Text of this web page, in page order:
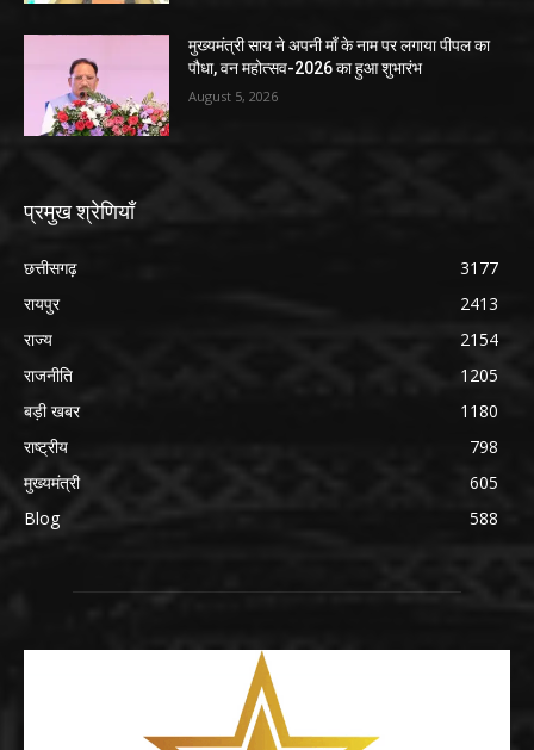
मुख्यमंत्री साय ने अपनी माँ के नाम पर लगाया पीपल का
पौधा, वन महोत्सव-2026 का हुआ शुभारंभ
August 5, 2026
प्रमुख श्रेणियाँ
छत्तीसगढ़
3177
रायपुर
2413
राज्य
2154
राजनीति
1205
बड़ी खबर
1180
राष्ट्रीय
798
मुख्यमंत्री
605
Blog
588